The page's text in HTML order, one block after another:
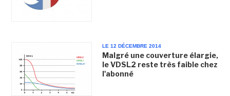
LE 12 DÉCEMBRE 2014
Malgré une couverture élargie,
le VDSL2 reste très faible chez
l'abonné